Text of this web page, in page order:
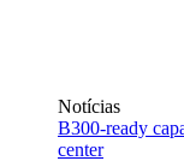
Notícias
B300-ready
center